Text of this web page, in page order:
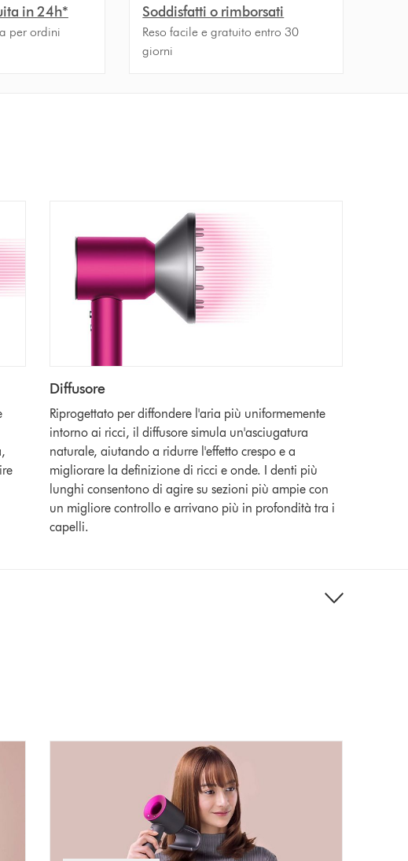
in 24h*
per ordini
Soddisfatti o rimborsati
Reso facile e gratuito entro 30
giorni
Diffusore
Riprogettato per diffondere l'aria più uniformemente
intorno ai ricci, il diffusore simula un'asciugatura
naturale, aiutando a ridurre l'effetto crespo e a
migliorare la definizione di ricci e onde. I denti più
lunghi consentono di agire su sezioni più ampie con
un migliore controllo e arrivano più in profondità tra i
capelli.